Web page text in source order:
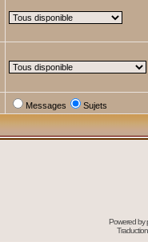
Messages Sujets
Powered by